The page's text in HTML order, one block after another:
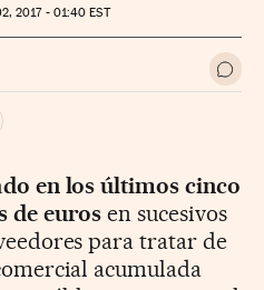
2017 - 01:40 EST
Sociales Ir a
en los últimos cinco
de euros en sucesivos
para tratar de
acumulada